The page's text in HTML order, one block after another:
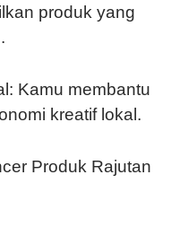
produk yang
Kamu membantu
kreatif lokal.
Produk Rajutan